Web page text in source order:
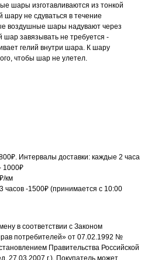
шары изготавливаются из тонкой
не сдуваться в течение
воздушные шары надувают через
завязывать не требуется -
гелий внутри шара. К шару
чтобы шар не улетел.
Интервалы доставки: каждые 2 часа
1000₽
км
часов -1500₽ (принимается с 10:00
в соответствии с Законом
потребителей» от 07.02.1992 №
Правительства Российской